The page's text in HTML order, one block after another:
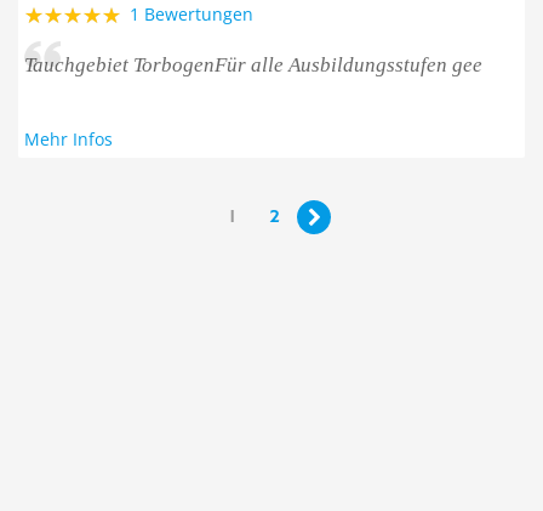
1 Bewertungen
Tauchgebiet TorbogenFür alle Ausbildungsstufen gee
Mehr Infos
1 2 